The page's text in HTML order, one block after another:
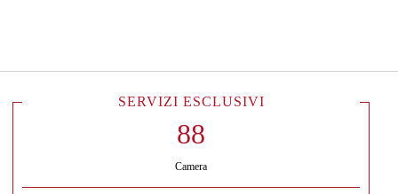
SERVIZI ESCLUSIVI
Camera